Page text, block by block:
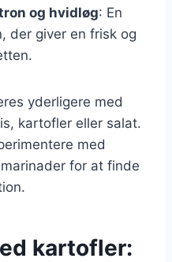
og hvidløg: En
der giver en frisk og
yderligere med
kartofler eller salat.
med
for at finde
kartofler: